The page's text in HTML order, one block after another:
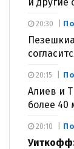
20:30
Алиев и
более 40
20:15
20:10